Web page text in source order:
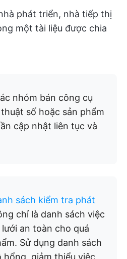
phát triển, nhà tiếp thị
một tài liệu được chia
nhóm bán công cụ
số hoặc sản phẩm
cập nhật liên tục và
sách kiểm tra phát
chỉ là danh sách việc
an toàn cho quá
Sử dụng danh sách
hổng, giảm thiểu việc